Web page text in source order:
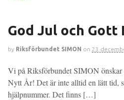
God Jul och Gott
by Riksförbundet SIMON on 23
Vi på Riksförbundet SIMON önskar
Nytt År! Det är inte alltid en lätt tid,
hjälpnummer. Det finns […]